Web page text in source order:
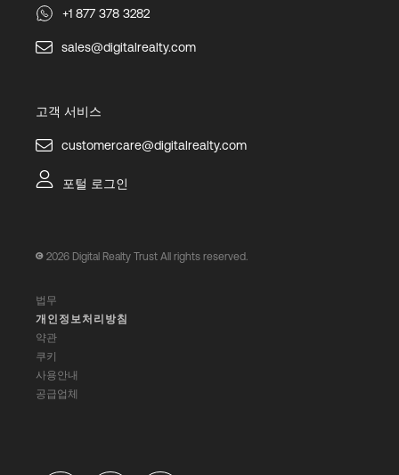
+1 877 378 3282
sales@digitalrealty.com
고객 서비스
customercare@digitalrealty.com
포털 로그인
2026 Digital Realty Trust All rights reserved.
법무
개인정보처리방침
약관
쿠키
사용안내
공급업체